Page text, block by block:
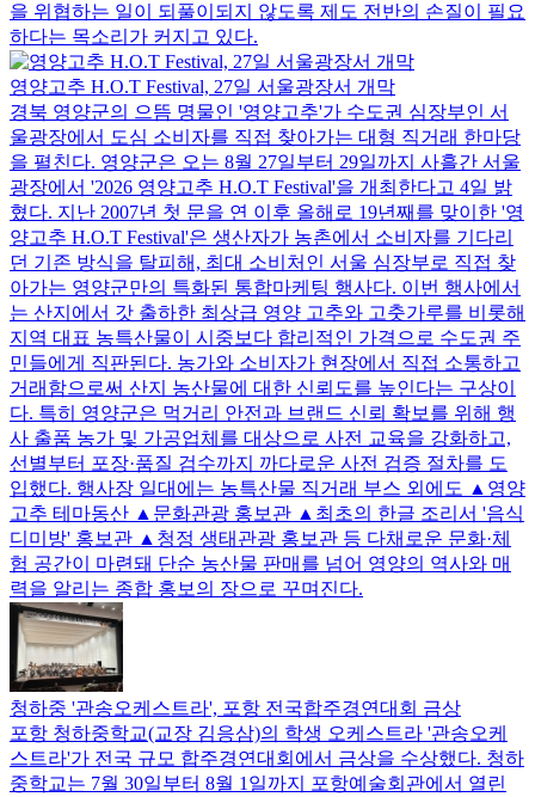
을 위협하는 일이 되풀이되지 않도록 제도 전반의 손질이 필요
하다는 목소리가 커지고 있다.
영양고추 H.O.T Festival, 27일 서울광장서 개막
경북 영양군의 으뜸 명물인 '영양고추'가 수도권 심장부인 서
울광장에서 도심 소비자를 직접 찾아가는 대형 직거래 한마당
을 펼친다. 영양군은 오는 8월 27일부터 29일까지 사흘간 서울
광장에서 '2026 영양고추 H.O.T Festival'을 개최한다고 4일 밝
혔다. 지난 2007년 첫 문을 연 이후 올해로 19년째를 맞이한 '영
양고추 H.O.T Festival'은 생산자가 농촌에서 소비자를 기다리
던 기존 방식을 탈피해, 최대 소비처인 서울 심장부로 직접 찾
아가는 영양군만의 특화된 통합마케팅 행사다. 이번 행사에서
는 산지에서 갓 출하한 최상급 영양 고추와 고춧가루를 비롯해
지역 대표 농특산물이 시중보다 합리적인 가격으로 수도권 주
민들에게 직판된다. 농가와 소비자가 현장에서 직접 소통하고
거래함으로써 산지 농산물에 대한 신뢰도를 높인다는 구상이
다. 특히 영양군은 먹거리 안전과 브랜드 신뢰 확보를 위해 행
사 출품 농가 및 가공업체를 대상으로 사전 교육을 강화하고,
선별부터 포장·품질 검수까지 까다로운 사전 검증 절차를 도
입했다. 행사장 일대에는 농특산물 직거래 부스 외에도 ▲영양
고추 테마동산 ▲문화관광 홍보관 ▲최초의 한글 조리서 '음식
디미방' 홍보관 ▲청정 생태관광 홍보관 등 다채로운 문화·체
험 공간이 마련돼 단순 농산물 판매를 넘어 영양의 역사와 매
력을 알리는 종합 홍보의 장으로 꾸며진다.
청하중 '관송오케스트라', 포항 전국합주경연대회 금상
포항 청하중학교(교장 김응삼)의 학생 오케스트라 '관송오케
스트라'가 전국 규모 합주경연대회에서 금상을 수상했다. 청하
중학교는 7월 30일부터 8월 1일까지 포항예술회관에서 열린